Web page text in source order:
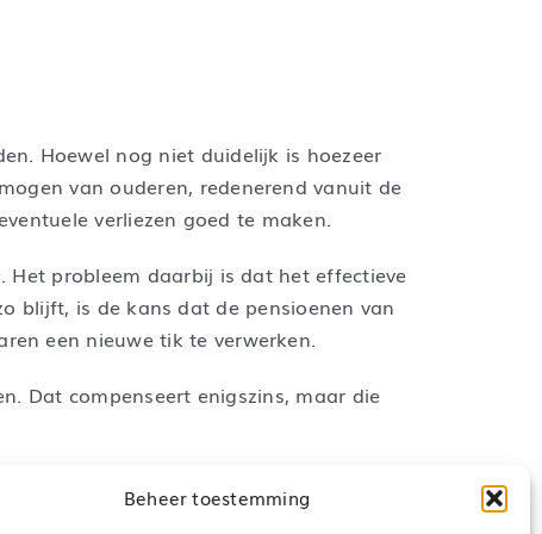
Beheer toestemming
Hoewel nog niet duidelijk is hoezeer
van ouderen, redenerend vanuit de
verliezen goed te maken.
Het probleem daarbij is dat het effectieve
blijft, is de kans dat de pensioenen van
een nieuwe tik te verwerken.
Dat compenseert enigszins, maar die
versoberen heet dat. Dat zou een